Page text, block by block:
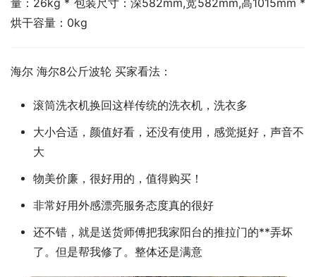
量：26kg * 包装尺寸：深582mm,宽582mm,高1015mm *
烘干容量：0kg
海尔 海尔8公斤波轮 买家看法：
滚筒洗衣机换回这样传统的洗衣机，洗衣多
大小合适，颜值好看，还没有使用，感觉挺好，声音不
大
物美价廉，很好用的，值得购买！
非常好用外感漂亮服务态度真的很好
还不错，就是送货师傅把我家阳台的推拉门的**弄坏
了。但是帮我修了。整体还是满意